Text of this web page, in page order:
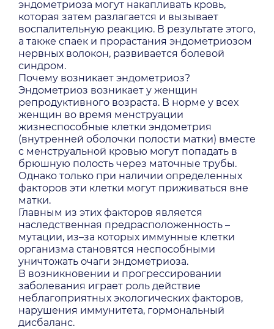
эндометриоза могут накапливать кровь,
которая затем разлагается и вызывает
воспалительную реакцию. В результате этого,
а также спаек и прорастания эндометриозом
нервных волокон, развивается болевой
синдром.
Почему возникает эндометриоз?
Эндометриоз возникает у женщин
репродуктивного возраста. В норме у всех
женщин во время менструации
жизнеспособные клетки эндометрия
(внутренней оболочки полости матки) вместе
с менструальной кровью могут попадать в
брюшную полость через маточные трубы.
Однако только при наличии определенных
факторов эти клетки могут приживаться вне
матки.
Главным из этих факторов является
наследственная предрасположенность –
мутации, из–за которых иммунные клетки
организма становятся неспособными
уничтожать очаги эндометриоза.
В возникновении и прогрессировании
заболевания играет роль действие
неблагоприятных экологических факторов,
нарушения иммунитета, гормональный
дисбаланс.